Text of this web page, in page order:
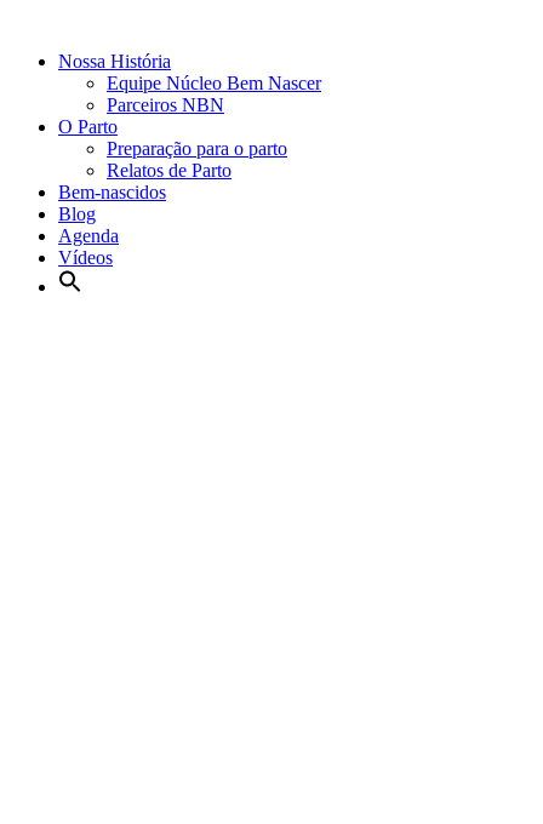
Nossa História
Equipe Núcleo Bem Nascer
Parceiros NBN
O Parto
Preparação para o parto
Relatos de Parto
Bem-nascidos
Blog
Agenda
Vídeos